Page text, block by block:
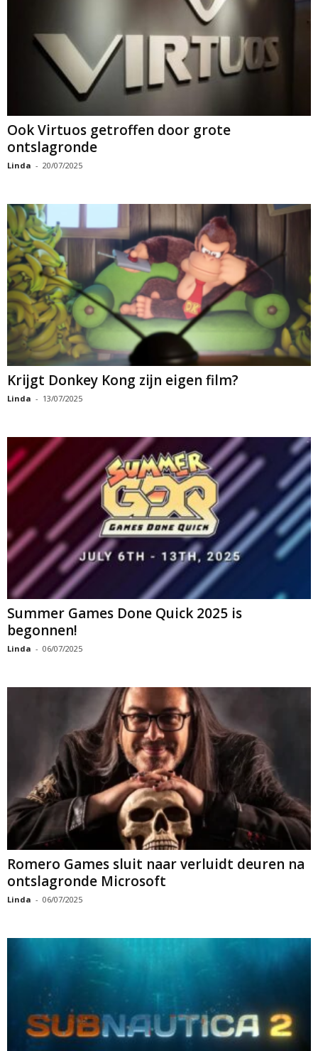
Ook Virtuos getroffen door grote
ontslagronde
Linda - 20/07/2025
Krijgt Donkey Kong zijn eigen film?
Linda - 13/07/2025
Summer Games Done Quick 2025 is
begonnen!
Linda - 06/07/2025
Romero Games sluit naar verluidt deuren na
ontslagronde Microsoft
Linda - 06/07/2025